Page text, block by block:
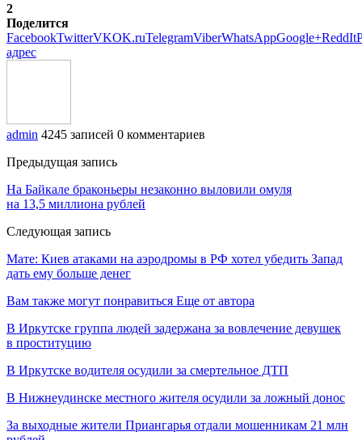
2
Поделится
FacebookTwitterVKOK.ruTelegramViberWhatsAppGoogle+ReddIt
адрес
admin 4245 записей 0 комментариев
Предыдущая запись
На Байкале браконьеры незаконно выловили омуля
на 13,5 миллиона рублей
Следующая запись
Мате: Киев атаками на аэродромы в РФ хотел убедить Запад
дать ему больше денег
Вам также могут понравиться Еще от автора
В Иркутске группа людей задержана за вовлечение девушек
в проституцию
В Иркутске водителя осудили за смертельное ДТП
В Нижнеудинске местного жителя осудили за ложный донос
За выходные жители Приангарья отдали мошенникам 21 млн